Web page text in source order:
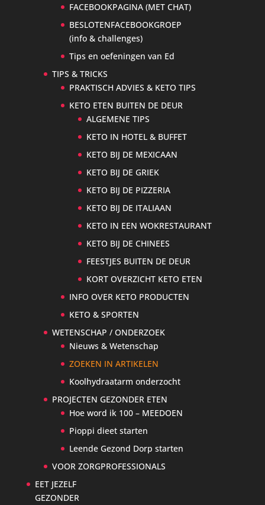
FACEBOOKPAGINA (MET CHAT)
BESLOTENFACEBOOKGROEP
(info & challenges)
Tips en oefeningen van Ed
TIPS & TRICKS
PRAKTISCH ADVIES & KETO TIPS
KETO ETEN BUITEN DE DEUR
ALGEMENE TIPS
KETO IN HOTEL & BUFFET
KETO BIJ DE MEXICAAN
KETO BIJ DE GRIEK
KETO BIJ DE PIZZERIA
KETO BIJ DE ITALIAAN
KETO IN EEN WOKRESTAURANT
KETO BIJ DE CHINEES
FEESTJES BUITEN DE DEUR
KORT OVERZICHT KETO ETEN
INFO OVER KETO PRODUCTEN
KETO & SPORTEN
WETENSCHAP / ONDERZOEK
Nieuws & Wetenschap
ZOEKEN IN ARTIKELEN
Koolhydraatarm onderzocht
PROJECTEN GEZONDER ETEN
Hoe word ik 100 – MEEDOEN
Pioppi dieet starten
Leende Gezond Dorp starten
VOOR ZORGPROFESSIONALS
EET JEZELF
GEZONDER